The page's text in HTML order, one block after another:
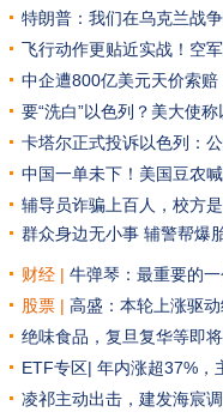
特朗普：我们在乌克兰战
飞行动作更贴近实战！空
中企遭800亿美元天价索
要“洗白”以色列？美大使
卡塔尔正式投诉以色列：
中国一单未下！美国豆农
辅导员诈骗上百人，校方
群众身边无小事 辅警帮爆
财经 | 牛弹琴：最重要的
股票 | 高盛：本轮上涨驱
绝味食品，复旦复华等即
ETF专区| 年内涨超37%，
凌祁主动出击，建发海宸